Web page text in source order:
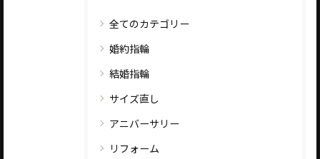
全てのカテゴリー
婚約指輪
結婚指輪
サイズ直し
アニバーサリー
リフォーム